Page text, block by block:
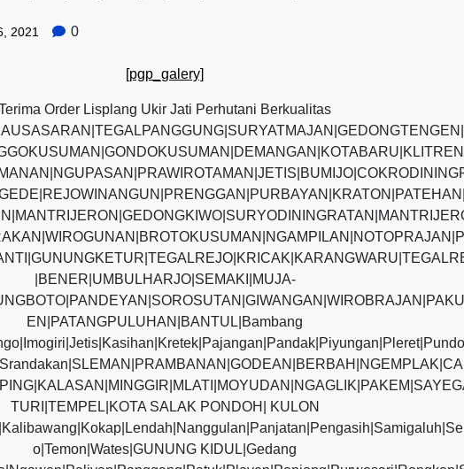
2021 0
[pgp_galery]
Order Lisplang Ukir Jati Perhutani Berkualitas
|BENER|UMBULHARJO|SEMAKI|MUJA-
EN|PATANGPULUHAN|BANTUL|Bambang
TURI|TEMPEL|KOTA SALAK PONDOH| KULON
o|Temon|Wates|GUNUNG KIDUL|Gedang